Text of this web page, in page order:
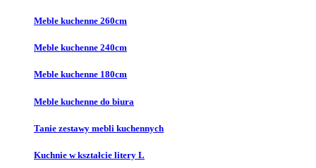
Meble kuchenne 260cm
Meble kuchenne 240cm
Meble kuchenne 180cm
Meble kuchenne do biura
Tanie zestawy mebli kuchennych
Kuchnie w kształcie litery L